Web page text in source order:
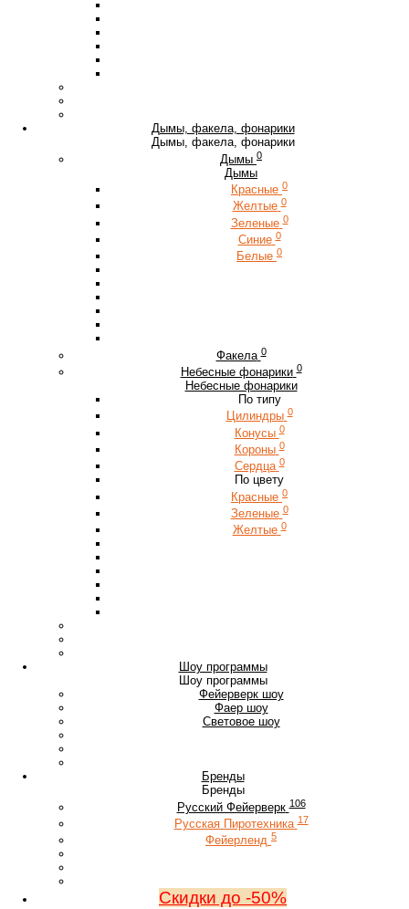
Дымы, факела, фонарики
Дымы, факела, фонарики
Дымы 0
Дымы
Красные 0
Желтые 0
Зеленые 0
Синие 0
Белые 0
Факела 0
Небесные фонарики 0
Небесные фонарики
По типу
Цилиндры 0
Конусы 0
Короны 0
Сердца 0
По цвету
Красные 0
Зеленые 0
Желтые 0
Шоу программы
Шоу программы
Фейерверк шоу
Фаер шоу
Световое шоу
Бренды
Бренды
Русский Фейерверк 106
Русская Пиротехника 17
Фейерленд 5
Скидки до -50%